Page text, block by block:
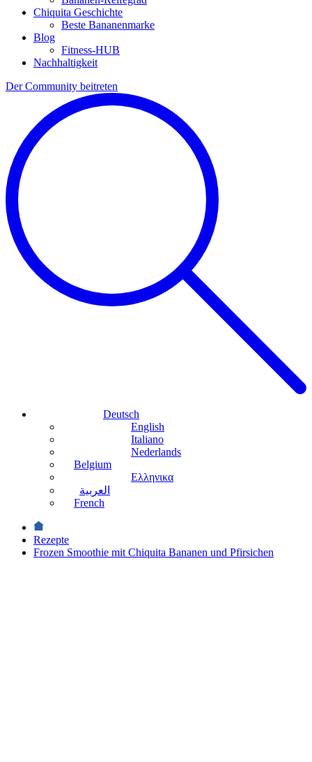
Chiquita Geschichte
Beste Bananenmarke
Blog
Fitness-HUB
Nachhaltigkeit
Der Community beitreten
Deutsch
English
Italiano
Nederlands
Belgium
Ελληνικα
العربية
French
Rezepte
Frozen Smoothie mit Chiquita Bananen und Pfirsichen